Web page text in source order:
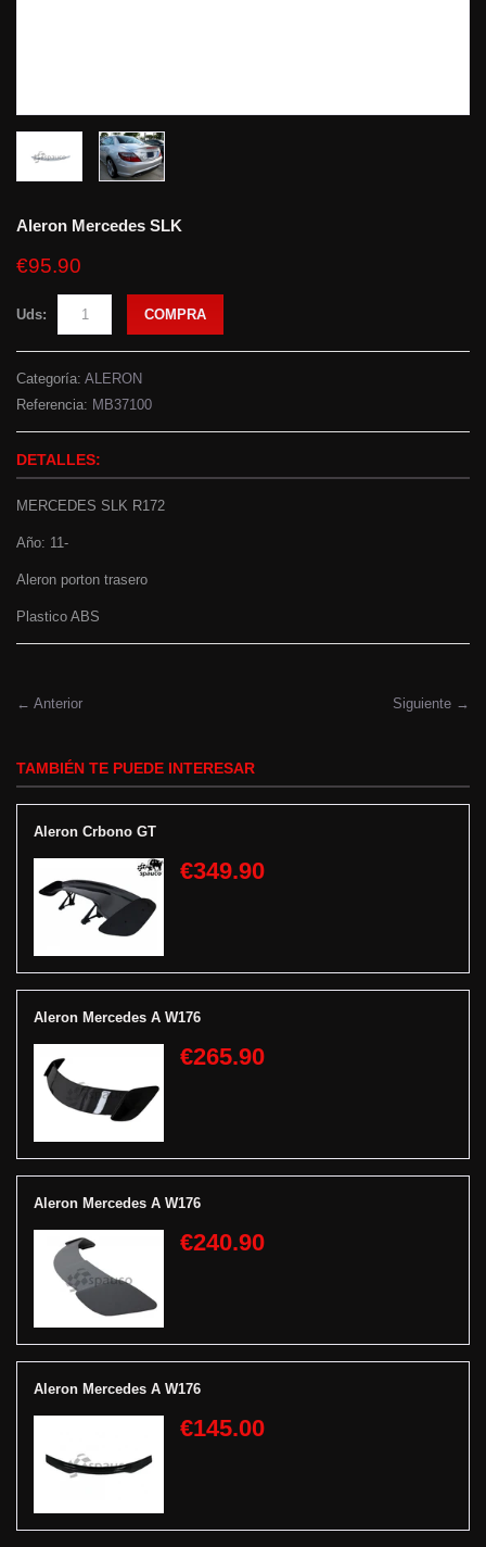
Aleron Mercedes SLK
€95.90
Uds: COMPRA
Categoría: ALERON
Referencia: MB37100
DETALLES:
MERCEDES SLK R172
Año: 11-
Aleron porton trasero
Plastico ABS
← Anterior Siguiente →
TAMBIÉN TE PUEDE INTERESAR
Aleron Crbono GT
€349.90
Aleron Mercedes A W176
€265.90
Aleron Mercedes A W176
€240.90
Aleron Mercedes A W176
€145.00